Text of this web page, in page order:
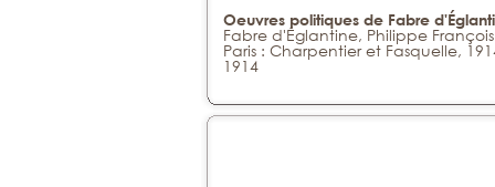
Oeuvres politiques de Fabre
Fabre d'Églantine, Philippe
Paris : Charpentier et Fasquelle,
1914